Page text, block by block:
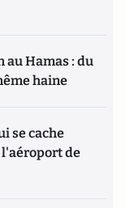
au Hamas : du
haine
se cache
l'aéroport de